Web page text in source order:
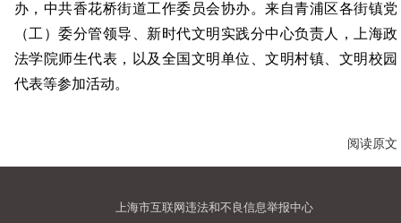
办，中共香花桥街道工作委员会协办。来自青浦区各街镇党
（工）委分管领导、新时代文明实践分中心负责人，上海政
法学院师生代表，以及全国文明单位、文明村镇、文明校园
代表等参加活动。
阅读原文
上海市互联网违法和不良信息举报中心